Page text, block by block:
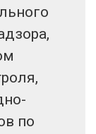
по